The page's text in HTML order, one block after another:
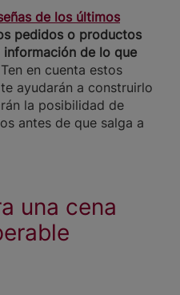
de los últimos
pedidos o productos
de lo que
en cuenta estos
ayudarán a construirlo
la posibilidad de
antes de que salga a
una cena